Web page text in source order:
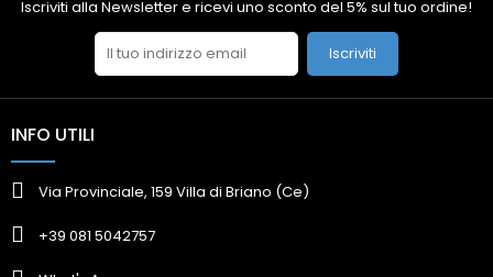
Iscriviti alla Newsletter e ricevi uno sconto del 5% sul tuo ordine!
Iscriviti
INFO UTILI
Via Provinciale, 159 Villa di Briano (Ce)
+39 081 5042757